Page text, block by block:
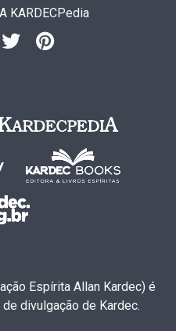
KARDECPedia
Espírita Allan Kardec) é
divulgação de Kardec.